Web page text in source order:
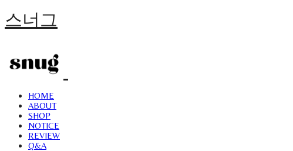
스너그
HOME
ABOUT
SHOP
NOTICE
REVIEW
Q&A